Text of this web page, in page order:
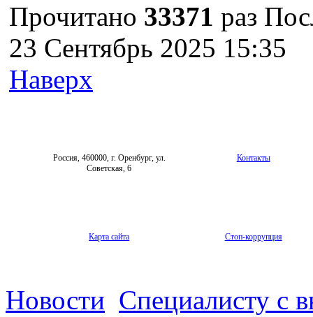
Прочитано 33371 раз
23 Сентябрь 2025 15:35
Наверх
Россия, 460000, г. Оренбург, ул.
Советская, 6
Контакты
Карта сайта Стоп-коррупция
Новости Специалисту с